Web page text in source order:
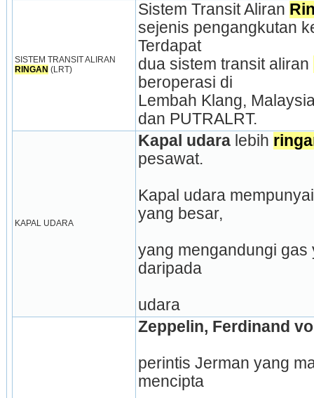
RINGAN (LRT)
Sistem Transit Aliran
sejenis pengangkutan
Terdapat
dua sistem transit aliran
beroperasi di
Lembah Klang,
dan PUTRALRT.
KAPAL UDARA
Kapal udara lebih
pesawat.
Kapal udara
yang besar,
yang mengandungi
daripada
udara
Zeppelin, Ferdinand
perintis Jerman yang
mencipta